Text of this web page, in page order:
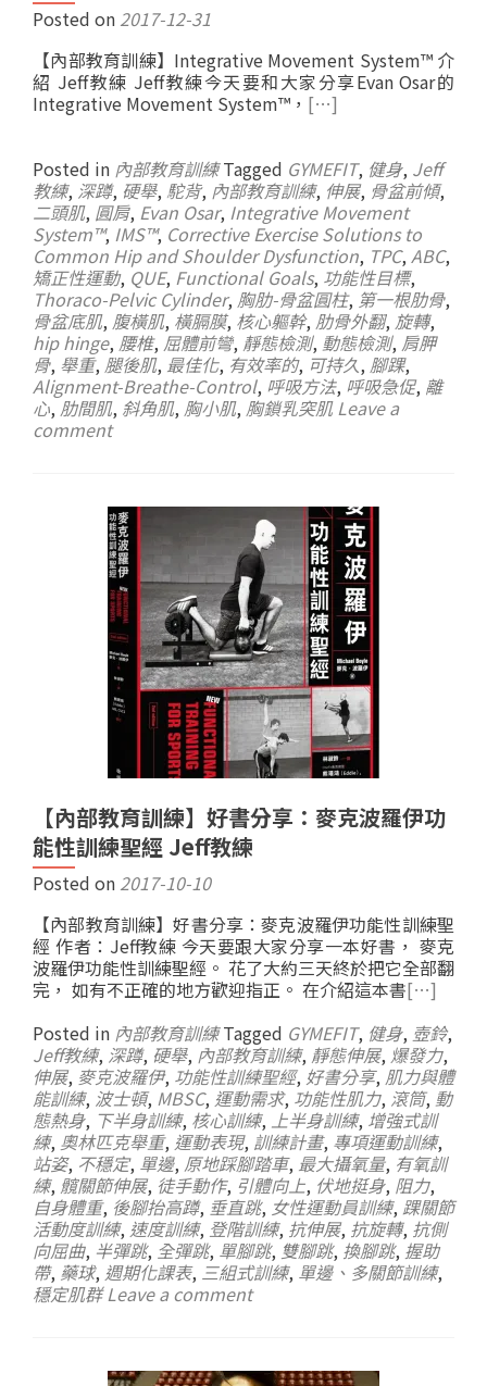
Posted on 2017-12-31
【內部教育訓練】Integrative Movement System™ 介
紹 Jeff教練 Jeff教練今天要和大家分享Evan Osar的
Integrative Movement System™， […]
Posted in 內部教育訓練 Tagged GYMEFIT, 健身, Jeff
教練, 深蹲, 硬舉, 駝背, 內部教育訓練, 伸展, 骨盆前傾,
二頭肌, 圓肩, Evan Osar, Integrative Movement
System™, IMS™, Corrective Exercise Solutions to
Common Hip and Shoulder Dysfunction, TPC, ABC,
矯正性運動, QUE, Functional Goals, 功能性目標,
Thoraco-Pelvic Cylinder, 胸肋-骨盆圓柱, 第一根肋骨,
骨盆底肌, 腹橫肌, 橫膈膜, 核心軀幹, 肋骨外翻, 旋轉,
hip hinge, 腰椎, 屈體前彎, 靜態檢測, 動態檢測, 肩胛
骨, 舉重, 腿後肌, 最佳化, 有效率的, 可持久, 腳踝,
Alignment-Breathe-Control, 呼吸方法, 呼吸急促, 離
心, 肋間肌, 斜角肌, 胸小肌, 胸鎖乳突肌 Leave a
comment
【內部教育訓練】好書分享：麥克波羅伊功
能性訓練聖經 Jeff教練
Posted on 2017-10-10
【內部教育訓練】好書分享：麥克波羅伊功能性訓練聖
經 作者：Jeff教練 今天要跟大家分享一本好書， 麥克
波羅伊功能性訓練聖經。 花了大約三天終於把它全部翻
完， 如有不正確的地方歡迎指正。 在介紹這本書[…]
Posted in 內部教育訓練 Tagged GYMEFIT, 健身, 壺鈴,
Jeff教練, 深蹲, 硬舉, 內部教育訓練, 靜態伸展, 爆發力,
伸展, 麥克波羅伊, 功能性訓練聖經, 好書分享, 肌力與體
能訓練, 波士頓, MBSC, 運動需求, 功能性肌力, 滾筒, 動
態熱身, 下半身訓練, 核心訓練, 上半身訓練, 增強式訓
練, 奧林匹克舉重, 運動表現, 訓練計畫, 專項運動訓練,
站姿, 不穩定, 單邊, 原地踩腳踏車, 最大攝氧量, 有氧訓
練, 髖關節伸展, 徒手動作, 引體向上, 伏地挺身, 阻力,
自身體重, 後腳抬高蹲, 垂直跳, 女性運動員訓練, 踝關節
活動度訓練, 速度訓練, 登階訓練, 抗伸展, 抗旋轉, 抗側
向屈曲, 半彈跳, 全彈跳, 單腳跳, 雙腳跳, 換腳跳, 握助
帶, 藥球, 週期化課表, 三組式訓練, 單邊、多關節訓練,
穩定肌群 Leave a comment